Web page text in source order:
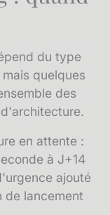
du type
quelques
des
en attente :
à J+14
ajouté
de lancement